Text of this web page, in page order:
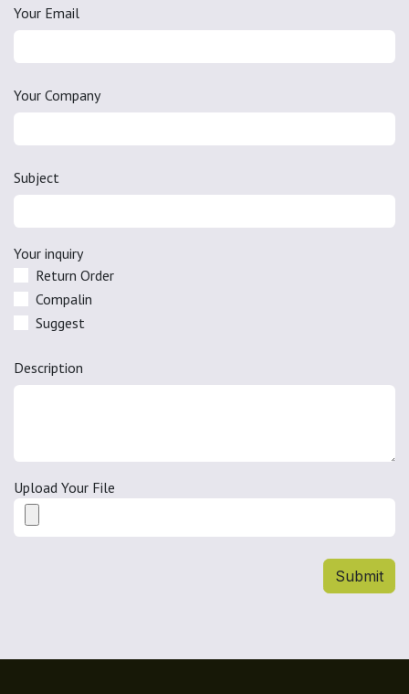
Your Email
Your Company
Subject
Your inquiry
Return Order
Compalin
Suggest
Description
Upload Your File
Submit